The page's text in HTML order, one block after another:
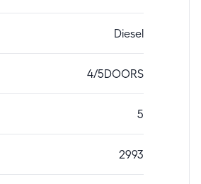
Diesel
4/5DOORS
5
2993